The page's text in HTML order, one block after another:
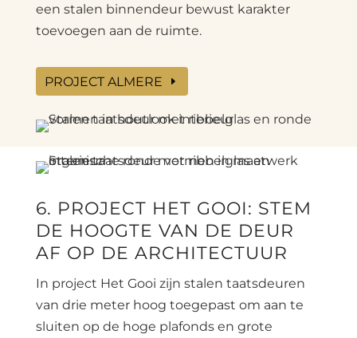
een stalen binnendeur bewust karakter
toevoegen aan de ruimte.
PROJECT ALMERE
6. PROJECT HET GOOI: STEM
DE HOOGTE VAN DE DEUR
AF OP DE ARCHITECTUUR
In project Het Gooi zijn stalen taatsdeuren
van drie meter hoog toegepast om aan te
sluiten op de hoge plafonds en grote